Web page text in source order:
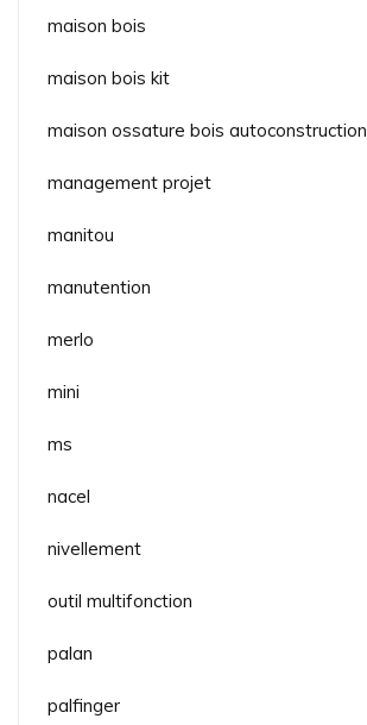
maison bois
maison bois kit
maison ossature bois autoconstruction
management projet
manitou
manutention
merlo
mini
ms
nacel
nivellement
outil multifonction
palan
palfinger